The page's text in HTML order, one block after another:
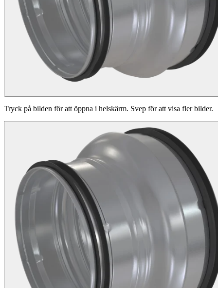
Tryck på bilden för att öppna i helskärm. Svep för att visa fler bilder.